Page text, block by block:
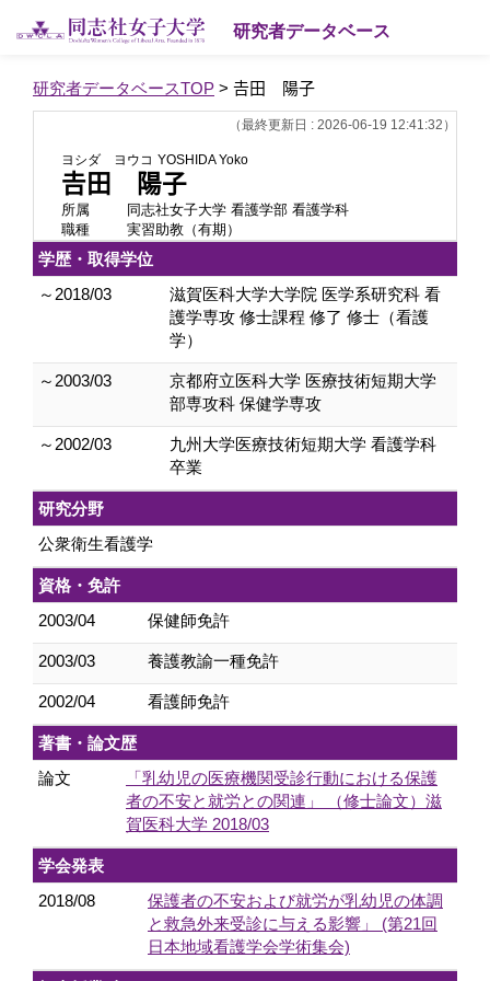
研究者データベース
研究者データベースTOP > 𠮷田 陽子
（最終更新日 : 2026-06-19 12:41:32）
ヨシダ ヨウコ YOSHIDA Yoko
𠮷田 陽子
所属
同志社女子大学 看護学部 看護学科
職種
実習助教（有期）
学歴・取得学位
～2018/03
滋賀医科大学大学院 医学系研究科 看
護学専攻 修士課程 修了 修士（看護
学）
～2003/03
京都府立医科大学 医療技術短期大学
部専攻科 保健学専攻
～2002/03
九州大学医療技術短期大学 看護学科
卒業
研究分野
公衆衛生看護学
資格・免許
2003/04
保健師免許
2003/03 養護教諭一種免許
2002/04 看護師免許
著書・論文歴
論文
「乳幼児の医療機関受診行動における保護
者の不安と就労との関連」 （修士論文）滋
賀医科大学 2018/03
学会発表
2018/08
保護者の不安および就労が乳幼児の体調
と救急外来受診に与える影響」 (第21回
日本地域看護学会学術集会)